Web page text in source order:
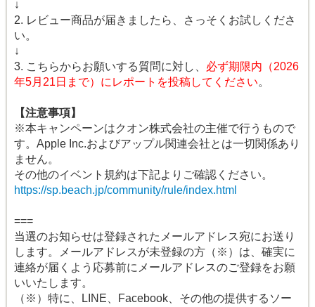
↓
2. レビュー商品が届きましたら、さっそくお試しくださ
い。
↓
3. こちらからお願いする質問に対し、 必ず期限内（2026
年5月21日まで）にレポートを投稿してください。
【注意事項】
※本キャンペーンはクオン株式会社の主催で行うもので
す。Apple Inc.およびアップル関連会社とは一切関係あり
ません。
その他のイベント規約は下記よりご確認ください。
https://sp.beach.jp/community/rule/index.html
===
当選のお知らせは登録されたメールアドレス宛にお送り
します。メールアドレスが未登録の方（※）は、確実に
連絡が届くよう応募前にメールアドレスのご登録をお願
いいたします。
（※）特に、LINE、Facebook、その他の提供するソー